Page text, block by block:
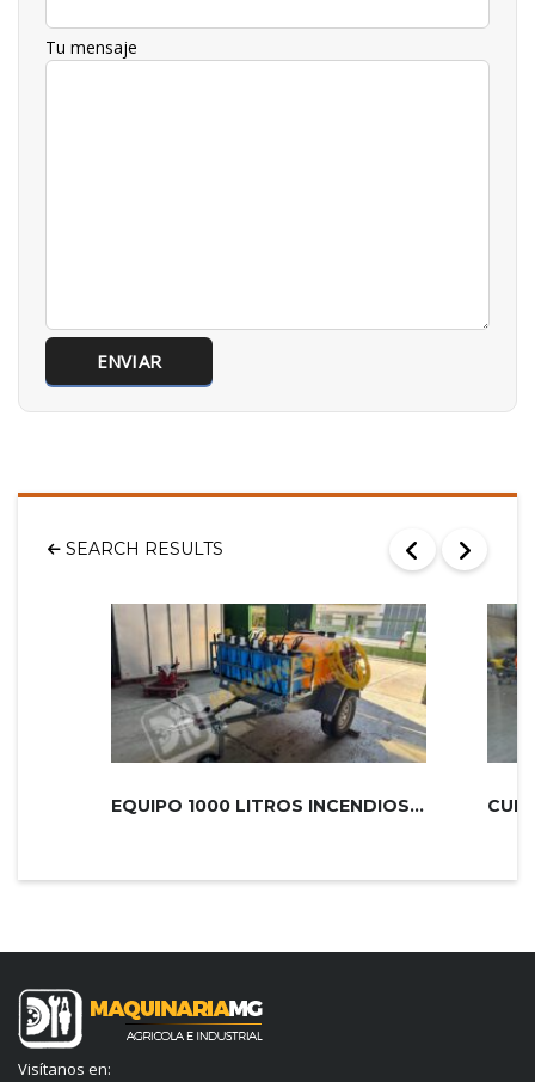
Tu mensaje
SEARCH RESULTS
EQUIPO 1000 LITROS INCENDIOS PLUS 2...
Visítanos en: